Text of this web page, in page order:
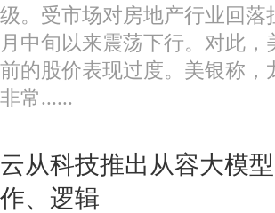
级。受市场对房地产行业回
月中旬以来震荡下行。对此
前的股价表现过度。美银称
非常......
云从科技推出从容大模
作、逻辑